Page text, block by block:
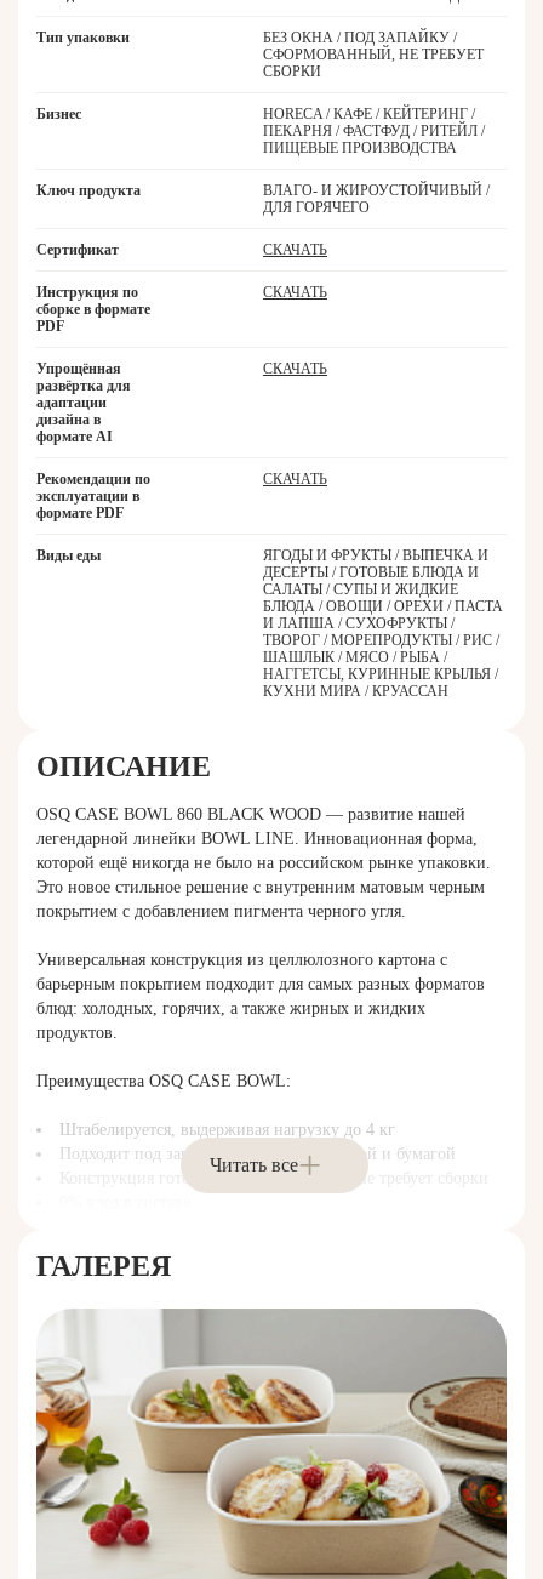
Тип упаковки
БЕЗ ОКНА / ПОД ЗАПАЙКУ /
СФОРМОВАННЫЙ, НЕ ТРЕБУЕТ
СБОРКИ
Бизнес
HORECA / КАФЕ / КЕЙТЕРИНГ /
ПЕКАРНЯ / ФАСТФУД / РИТЕЙЛ /
ПИЩЕВЫЕ ПРОИЗВОДСТВА
Ключ продукта
ВЛАГО- И ЖИРОУСТОЙЧИВЫЙ /
ДЛЯ ГОРЯЧЕГО
Сертификат СКАЧАТЬ
Инструкция по
сборке в формате
PDF
СКАЧАТЬ
Упрощённая
развёртка для
адаптации
дизайна в
формате AI
СКАЧАТЬ
Рекомендации по
эксплуатации в
формате PDF
СКАЧАТЬ
Виды еды
ЯГОДЫ И ФРУКТЫ / ВЫПЕЧКА И
ДЕСЕРТЫ / ГОТОВЫЕ БЛЮДА И
САЛАТЫ / СУПЫ И ЖИДКИЕ
БЛЮДА / ОВОЩИ / ОРЕХИ / ПАСТА
И ЛАПША / СУХОФРУКТЫ /
ТВОРОГ / МОРЕПРОДУКТЫ / РИС /
ШАШЛЫК / МЯСО / РЫБА /
НАГГЕТСЫ, КУРИННЫЕ КРЫЛЬЯ /
КУХНИ МИРА / КРУАССАН
ОПИСАНИЕ
OSQ CASE BOWL 860 BLACK WOOD — развитие нашей
легендарной линейки BOWL LINE. Инновационная форма,
которой ещё никогда не было на российском рынке упаковки.
Это новое стильное решение с внутренним матовым черным
покрытием с добавлением пигмента черного угля.
Универсальная конструкция из целлюлозного картона с
барьерным покрытием подходит для самых разных форматов
блюд: холодных, горячих, а также жирных и жидких
продуктов.
Преимущества OSQ CASE BOWL:
Штабелируется, выдерживая нагрузку до 4 кг
Подходит под запайку плёнкой, платинкой и бумагой
Конструкция готова к использованию и не требует сборки
Контейнеры могут поставляться без крышек.
OSQ CASE BOWL — это идеальное решение для HoReCa,
производств.
Читать все
ГАЛЕРЕЯ